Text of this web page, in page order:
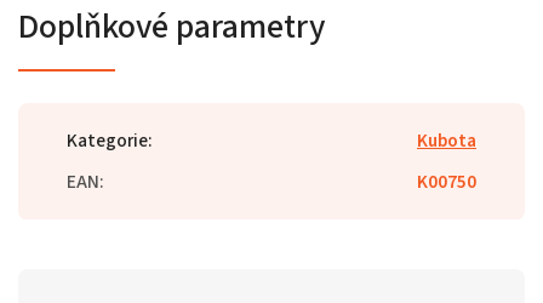
Doplňkové parametry
Kategorie:
Kubota
EAN: K00750